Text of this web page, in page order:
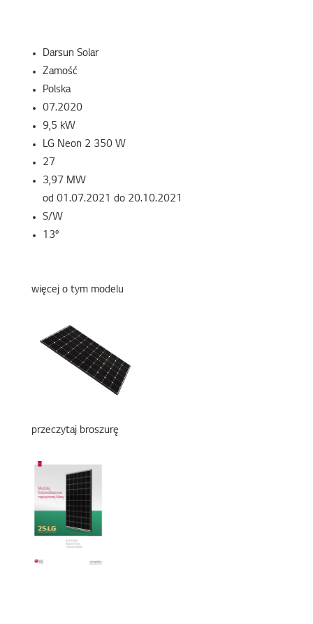
Darsun Solar
Zamość
Polska
07.2020
9,5 kW
LG Neon 2 350 W
27
3,97 MW
od 01.07.2021 do 20.10.2021
S/W
13°
więcej o tym modelu
przeczytaj broszurę